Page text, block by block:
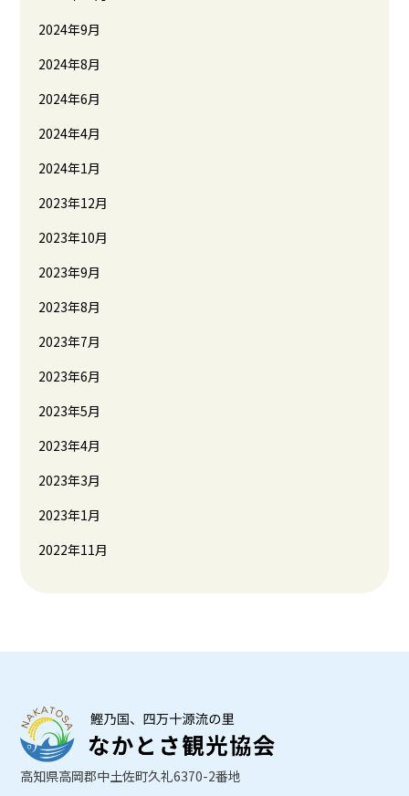
2024年9月
2024年8月
2024年6月
2024年4月
2024年1月
2023年12月
2023年10月
2023年9月
2023年8月
2023年7月
2023年6月
2023年5月
2023年4月
2023年3月
2023年1月
2022年11月
高知県高岡郡中土佐町久礼6370-2番地